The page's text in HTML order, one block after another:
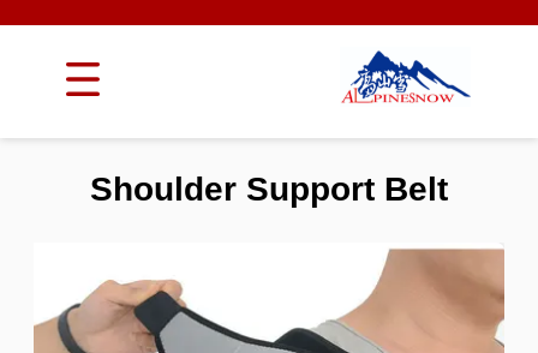
Shoulder Support Belt